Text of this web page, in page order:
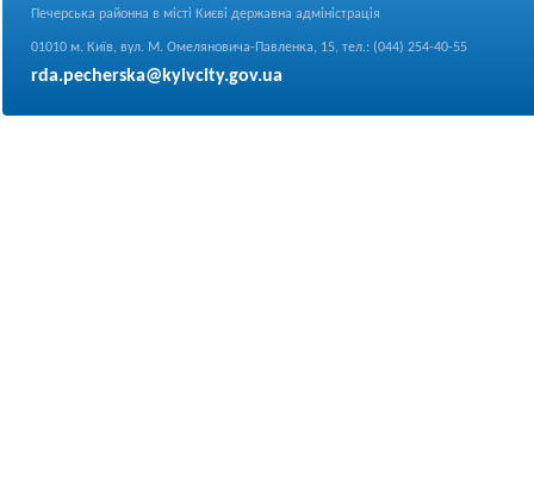
Печерська районна в місті Києві державна адміністрація
01010 м. Київ, вул. М. Омеляновича-Павленка, 15, тел.: (044) 254-40-55
rda.pecherska@kyivcity.gov.ua